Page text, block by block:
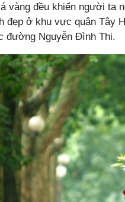
vàng đều khiến người ta
đẹp ở khu vực quận Tây
đường Nguyễn Đình Thi.